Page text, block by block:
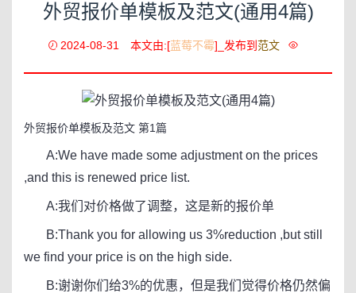
外贸报价单模板及范文(通用4篇)
2024-08-31 本文由:[蓝莓不霉]_发布到 范文
外贸报价单模板及范文 第1篇
A:We have made some adjustment on the prices
,and this is renewed price list.
A:我们对价格做了调整，这是新的报价单
B:Thank you for allowing us 3%reduction ,but still
we find your price is on the high side.
B:谢谢你们给3%的优惠，但是我们觉得价格仍然偏